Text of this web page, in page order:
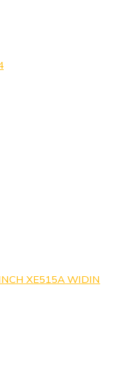
XE515A WIDIN